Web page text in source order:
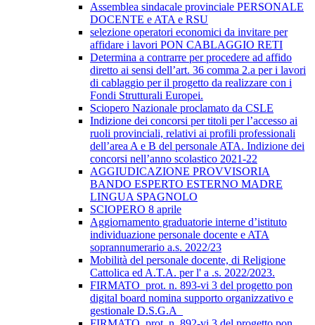
Assemblea sindacale provinciale PERSONALE
DOCENTE e ATA e RSU
selezione operatori economici da invitare per
affidare i lavori PON CABLAGGIO RETI
Determina a contrarre per procedere ad affido
diretto ai sensi dell’art. 36 comma 2.a per i lavori
di cablaggio per il progetto da realizzare con i
Fondi Strutturali Europei.
Sciopero Nazionale proclamato da CSLE
Indizione dei concorsi per titoli per l’accesso ai
ruoli provinciali, relativi ai profili professionali
dell’area A e B del personale ATA. Indizione dei
concorsi nell’anno scolastico 2021-22
AGGIUDICAZIONE PROVVISORIA
BANDO ESPERTO ESTERNO MADRE
LINGUA SPAGNOLO
SCIOPERO 8 aprile
Aggiornamento graduatorie interne d’istituto
individuazione personale docente e ATA
soprannumerario a.s. 2022/23
Mobilità del personale docente, di Religione
Cattolica ed A.T.A. per l' a .s. 2022/2023.
FIRMATO_prot. n. 893-vi 3 del progetto pon
digital board nomina supporto organizzativo e
gestionale D.S.G.A_